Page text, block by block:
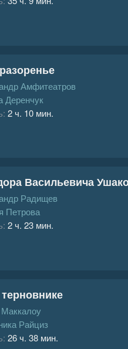
Амфитеатров
Деренчук
2 ч. 10 мин.
Васильевича
Радищев
Петрова
2 ч. 23 мин.
Райциз
26 ч. 38 мин.